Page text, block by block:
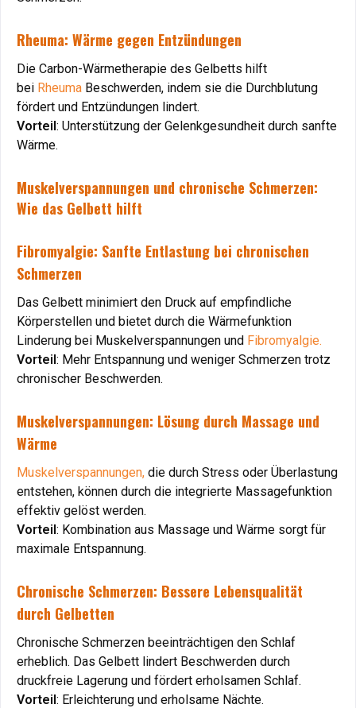
Rheuma: Wärme gegen Entzündungen
Die Carbon-Wärmetherapie des Gelbetts hilft
bei Rheuma Beschwerden, indem sie die Durchblutung
fördert und Entzündungen lindert.
Vorteil: Unterstützung der Gelenkgesundheit durch sanfte
Wärme.
Muskelverspannungen und chronische Schmerzen:
Wie das Gelbett hilft
Fibromyalgie: Sanfte Entlastung bei chronischen
Schmerzen
Das Gelbett minimiert den Druck auf empfindliche
Körperstellen und bietet durch die Wärmefunktion
Linderung bei Muskelverspannungen und Fibromyalgie.
Vorteil: Mehr Entspannung und weniger Schmerzen trotz
chronischer Beschwerden.
Muskelverspannungen: Lösung durch Massage und
Wärme
Muskelverspannungen, die durch Stress oder Überlastung
entstehen, können durch die integrierte Massagefunktion
effektiv gelöst werden.
Vorteil: Kombination aus Massage und Wärme sorgt für
maximale Entspannung.
Chronische Schmerzen: Bessere Lebensqualität
durch Gelbetten
Chronische Schmerzen beeinträchtigen den Schlaf
erheblich. Das Gelbett lindert Beschwerden durch
druckfreie Lagerung und fördert erholsamen Schlaf.
Vorteil: Erleichterung und erholsame Nächte.
Rheuma: Wärme gegen Entzündungen
Die Carbon-Wärmetherapie des Gelbetts hilft
bei Rheuma Beschwerden, indem sie die Durchblutung
fördert und Entzündungen lindert.
Vorteil: Unterstützung der Gelenkgesundheit durch sanfte
Wärme.
Muskelverspannungen und chronische Schmerzen:
Wie das Gelbett hilft
Fibromyalgie: Sanfte Entlastung bei chronischen
Schmerzen
Das Gelbett minimiert den Druck auf empfindliche
Körperstellen und bietet durch die Wärmefunktion
Linderung bei Muskelverspannungen und Fibromyalgie.
Vorteil: Mehr Entspannung und weniger Schmerzen trotz
chronischer Beschwerden.
Muskelverspannungen: Lösung durch Massage und
Wärme
Muskelverspannungen, die durch Stress oder Überlastung
entstehen, können durch die integrierte Massagefunktion
effektiv gelöst werden.
Vorteil: Kombination aus Massage und Wärme sorgt für
maximale Entspannung.
Chronische Schmerzen: Bessere Lebensqualität
durch Gelbetten
Chronische Schmerzen beeinträchtigen den Schlaf
erheblich. Das Gelbett lindert Beschwerden durch
druckfreie Lagerung und fördert erholsamen Schlaf.
Vorteil: Erleichterung und erholsame Nächte.